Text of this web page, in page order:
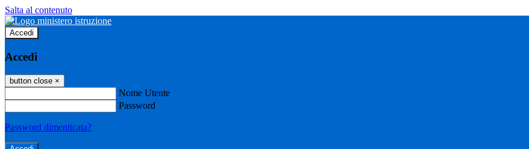
Salta al contenuto
Accedi
Accedi
button close ×
Nome Utente
Password
Password dimenticata?